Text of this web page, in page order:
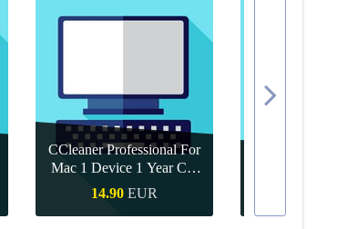
CCleaner Professional For
Mac 1 Device 1 Year CD
Key Global
14.90 EUR